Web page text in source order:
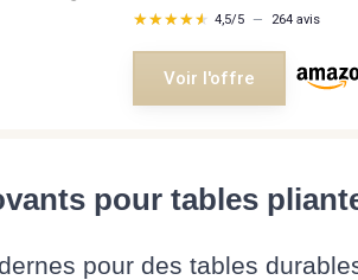
★★★★★
★★★★★ 4,5/5 — 264 avis
Voir l'offre
pour tables
pour des tables